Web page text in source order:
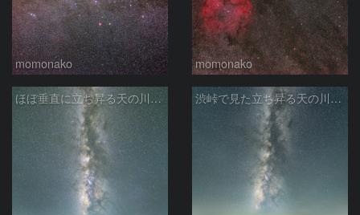
momonako momonako
ほぼ垂直に立ち昇る天の川銀河 渋峠で見た立ち昇る天の川銀河